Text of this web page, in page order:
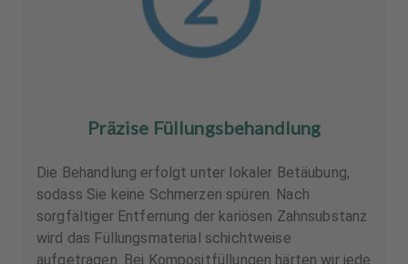
Präzise Füllungsbehandlung
Die Behandlung erfolgt unter lokaler Betäubung,
sodass Sie keine Schmerzen spüren. Nach
sorgfältiger Entfernung der kariösen Zahnsubstanz
wird das Füllungsmaterial schichtweise
aufgetragen. Bei Kompositfüllungen härten wir jede